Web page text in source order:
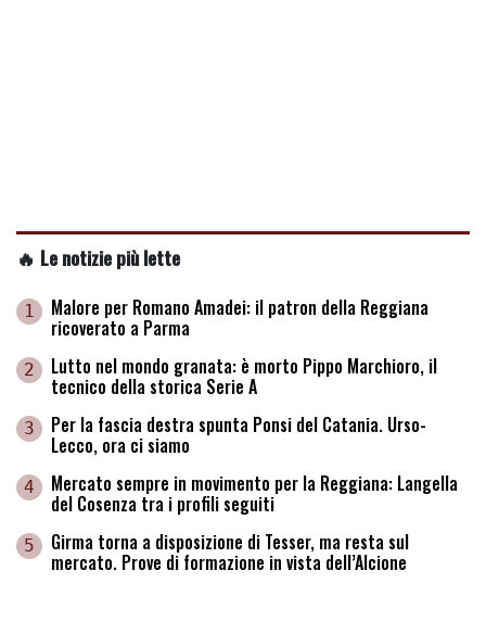
🔥 Le notizie più lette
1 Malore per Romano Amadei: il patron della Reggiana
ricoverato a Parma
2 Lutto nel mondo granata: è morto Pippo Marchioro, il
tecnico della storica Serie A
3 Per la fascia destra spunta Ponsi del Catania. Urso-
Lecco, ora ci siamo
4 Mercato sempre in movimento per la Reggiana: Langella
del Cosenza tra i profili seguiti
5 Girma torna a disposizione di Tesser, ma resta sul
mercato. Prove di formazione in vista dell’Alcione